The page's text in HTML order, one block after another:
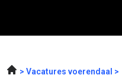
Vacatures voerendaal